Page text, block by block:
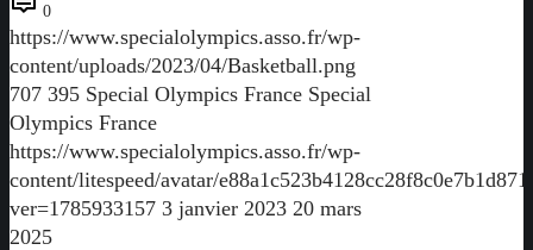
0
https://www.specialolympics.asso.fr/wp-
content/uploads/2023/04/Basketball.png
707 395 Special Olympics France Special
Olympics France
https://www.specialolympics.asso.fr/wp-
content/litespeed/avatar/
ver=1785933157 3 janvier 2023 20 mars
2025